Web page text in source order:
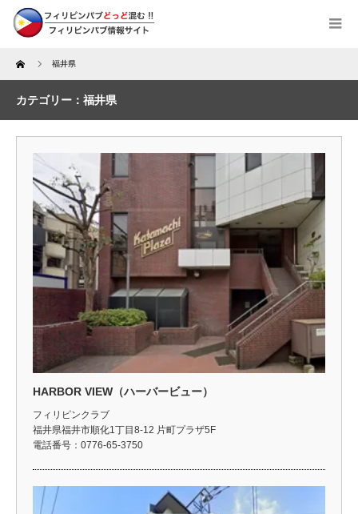
Home 福井県
カテゴリー：福井県
HARBOR VIEW（ハーバービュー）
フィリピンクラブ
福井県福井市順化1丁目8-12 片町プラザ5F
電話番号：0776-65-3750